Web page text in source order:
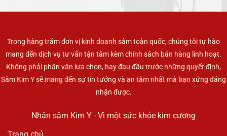
Trong hàng trăm đơn vị kinh doanh sâm toàn quốc, chúng tôi tự hào
mang đến dịch vụ tư vấn tận tâm kèm chính sách bán hàng linh hoạt.
Không phải phân vân lựa chọn, hay đau đầu trước những quyết định,
Sâm Kim Y sẽ mang đến sự tin tưởng và an tâm nhất mà bạn xứng đáng
nhận được.
Nhân sâm Kim Y - Vì một sức khỏe kim cương